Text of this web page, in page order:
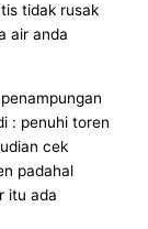
tidak rusak
air anda
: penuhi toren
cek
padahal
itu ada